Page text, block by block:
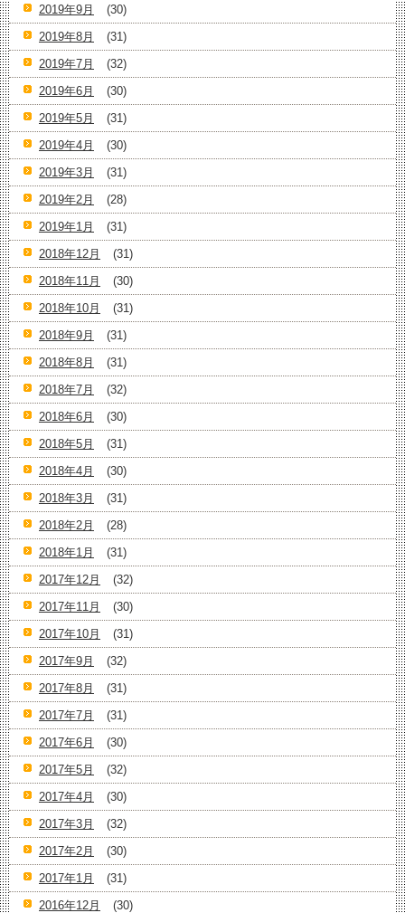
2019年9月
(30)
2019年8月
(31)
2019年7月
(32)
2019年6月
(30)
2019年5月
(31)
2019年4月
(30)
2019年3月
(31)
2019年2月
(28)
2019年1月
(31)
2018年12月
(31)
2018年11月
(30)
2018年10月
(31)
2018年9月
(31)
2018年8月
(31)
2018年7月
(32)
2018年6月
(30)
2018年5月
(31)
2018年4月
(30)
2018年3月
(31)
2018年2月
(28)
2018年1月
(31)
2017年12月
(32)
2017年11月
(30)
2017年10月
(31)
2017年9月
(32)
2017年8月
(31)
2017年7月
(31)
2017年6月
(30)
2017年5月
(32)
2017年4月
(30)
2017年3月
(32)
2017年2月
(30)
2017年1月
(31)
2016年12月
(30)